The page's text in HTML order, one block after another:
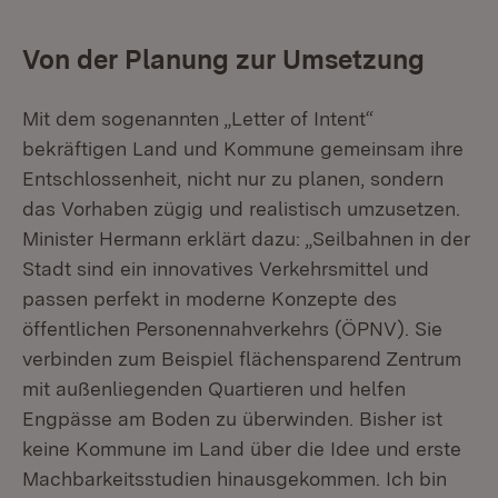
Von der Planung zur Umsetzung
Mit dem sogenannten „Letter of Intent“
bekräftigen Land und Kommune gemeinsam ihre
Entschlossenheit, nicht nur zu planen, sondern
das Vorhaben zügig und realistisch umzusetzen.
Minister Hermann erklärt dazu: „Seilbahnen in der
Stadt sind ein innovatives Verkehrsmittel und
passen perfekt in moderne Konzepte des
öffentlichen Personennahverkehrs (ÖPNV). Sie
verbinden zum Beispiel flächensparend Zentrum
mit außenliegenden Quartieren und helfen
Engpässe am Boden zu überwinden. Bisher ist
keine Kommune im Land über die Idee und erste
Machbarkeitsstudien hinausgekommen. Ich bin